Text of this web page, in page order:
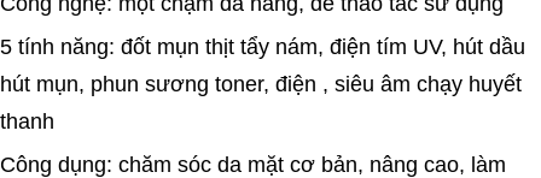
5 tính năng: đốt mụn thịt tẩy nám, điện tím UV, hút dầu
hút mụn, phun sương toner, điện , siêu âm chạy huyết
thanh
Công dụng: chăm sóc da mặt cơ bản, nâng cao, làm